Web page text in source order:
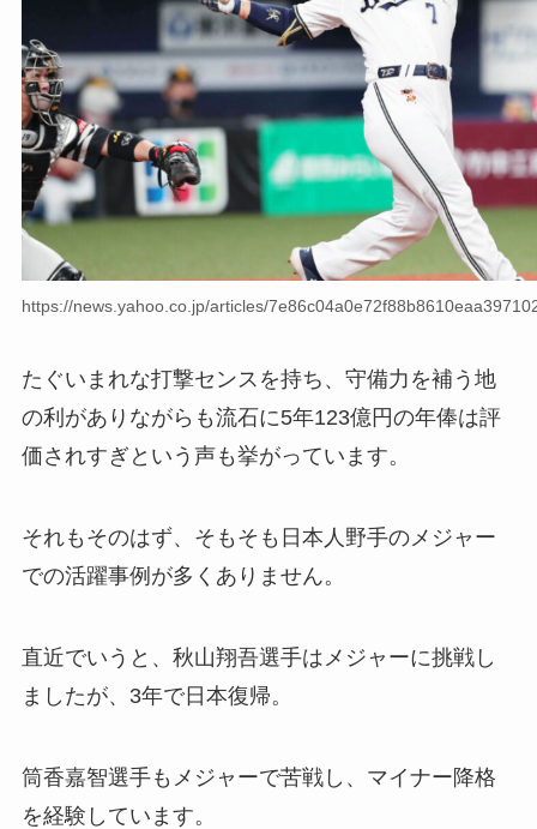
https://news.yahoo.co.jp/articles/
たぐいまれな打撃センスを持ち、守備力を補う地
の利がありながらも流石に5年123億円の年俸は評
価されすぎという声も挙がっています。
それもそのはず、そもそも日本人野手のメジャー
での活躍事例が多くありません。
直近でいうと、秋山翔吾選手はメジャーに挑戦し
ましたが、3年で日本復帰。
筒香嘉智選手もメジャーで苦戦し、マイナー降格
を経験しています。